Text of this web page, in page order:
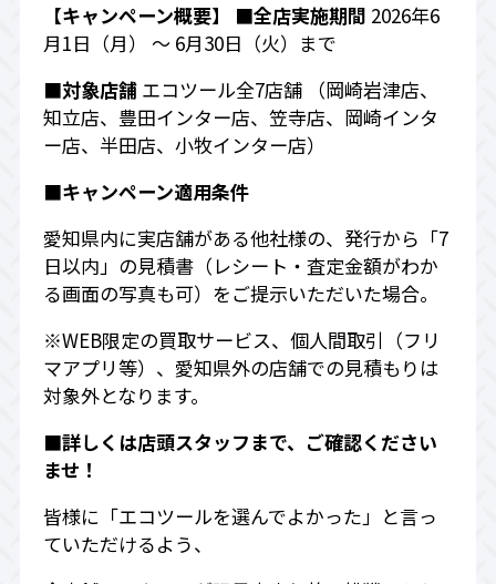
【キャンペーン概要】
■全店実施期間 2026年6
月1日（月） 〜 6月30日（火）まで
■対象店舗エコツール全7店舗 （岡崎岩津店、
知立店、豊田インター店、笠寺店、岡崎インタ
ー店、半田店、小牧インター店）
■キャンペーン適用条件
愛知県内に実店舗がある他社様の、発行から「7
日以内」の見積書（レシート・査定金額がわか
る画面の写真も可）をご提示いただいた場合。
※WEB限定の買取サービス、個人間取引（フリ
マアプリ等）、愛知県外の店舗での見積もりは
対象外となります。
■詳しくは店頭スタッフまで、ご確認ください
ませ！
皆様に「エコツールを選んでよかった」と言っ
ていただけるよう、